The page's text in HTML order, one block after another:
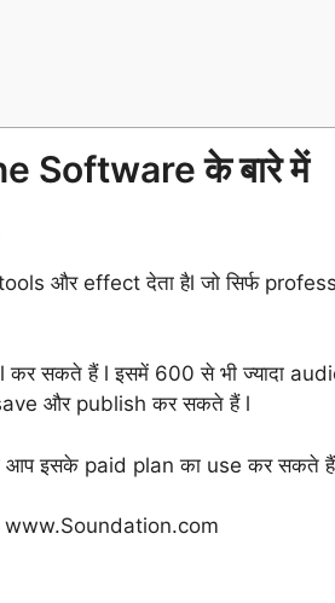
Software के बारे में
और effect देता हैl जो सिर्फ
सकते हैं l इसमें 600 से भी ज्यादा
और publish कर सकते हैं l
आप इसके paid plan का use कर सकते
www.Soundation.com